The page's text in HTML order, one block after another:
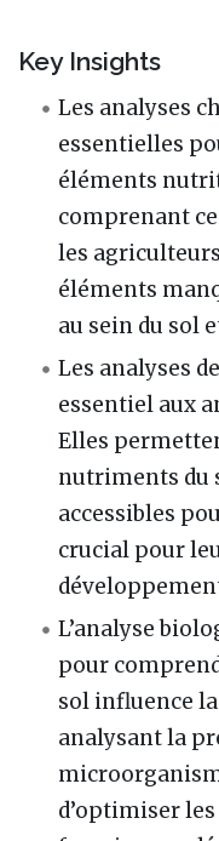
Key Insights
Les analyses
essentielles
éléments
comprenant
les
éléments
au sein du sol
Les analyses
essentiel aux
Elles
nutriments du
accessibles
crucial pour
L’analyse
pour
sol influence la
analysant la
d’optimiser